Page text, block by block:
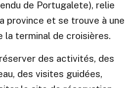
de Portugalete), relie
province et se trouve à une
la terminal de croisières.
des activités, des
des visites guidées,